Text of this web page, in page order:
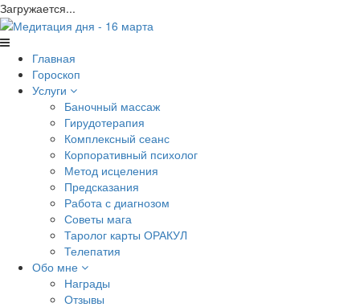
Загружается...
Главная
Гороскоп
Услуги
Баночный массаж
Гирудотерапия
Комплексный сеанс
Корпоративный психолог
Метод исцеления
Предсказания
Работа с диагнозом
Советы мага
Таролог карты ОРАКУЛ
Телепатия
Обо мне
Награды
Отзывы